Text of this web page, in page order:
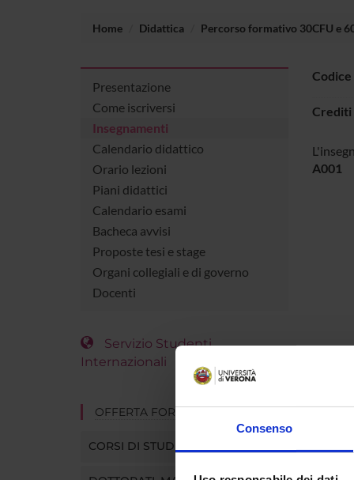
Consenso
Home Didattica Percorso formativo 30CFU e
Presentazione
Come iscriversi
Insegnamenti
Calendario didattico
Orario lezioni
Piani didattici
Calendario esami
Bacheca avvisi
Proposte tesi e stage
Organi collegiali e di governo
Docenti
Servizio Studenti
Internazionali
OFFERTA FORMATIVA
CORSI DI STUDIO
Crediti
A001